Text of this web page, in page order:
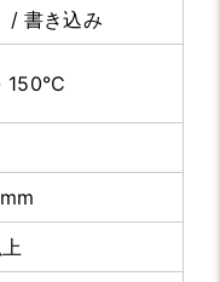
/ 書き込み